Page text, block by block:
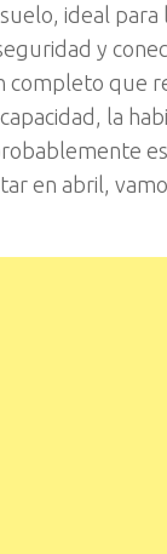
ideal para
y
que
la
en abril,